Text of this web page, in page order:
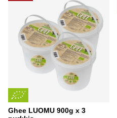
Ghee LUOMU 900g x 3